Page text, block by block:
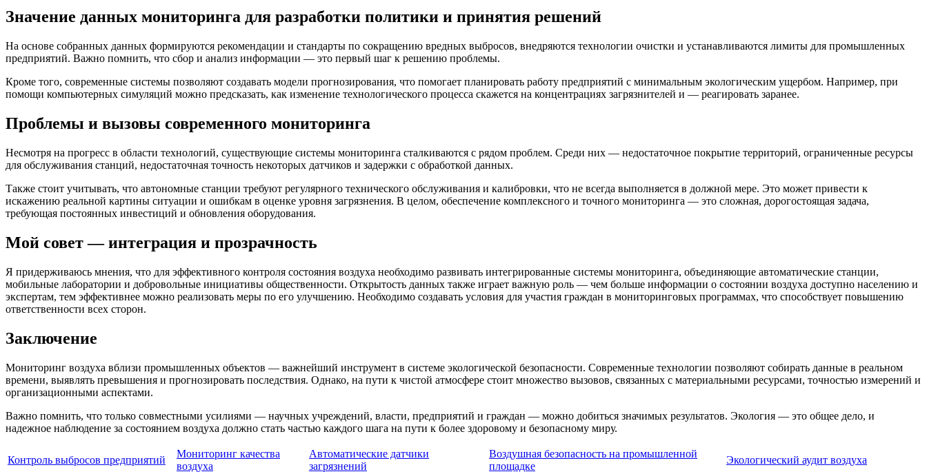
Значение данных мониторинга для разработки политики и принятия решений
На основе собранных данных формируются рекомендации и стандарты по сокращению вредных выбросов, внедряются технологии очистки и устанавливаются лимиты для промышленных
предприятий. Важно помнить, что сбор и анализ информации — это первый шаг к решению проблемы.
Кроме того, современные системы позволяют создавать модели прогнозирования, что помогает планировать работу предприятий с минимальным экологическим ущербом. Например, при
помощи компьютерных симуляций можно предсказать, как изменение технологического процесса скажется на концентрациях загрязнителей и — реагировать заранее.
Проблемы и вызовы современного мониторинга
Несмотря на прогресс в области технологий, существующие системы мониторинга сталкиваются с рядом проблем. Среди них — недостаточное покрытие территорий, ограниченные ресурсы
для обслуживания станций, недостаточная точность некоторых датчиков и задержки с обработкой данных.
Также стоит учитывать, что автономные станции требуют регулярного технического обслуживания и калибровки, что не всегда выполняется в должной мере. Это может привести к
искажению реальной картины ситуации и ошибкам в оценке уровня загрязнения. В целом, обеспечение комплексного и точного мониторинга — это сложная, дорогостоящая задача,
требующая постоянных инвестиций и обновления оборудования.
Мой совет — интеграция и прозрачность
Я придерживаюсь мнения, что для эффективного контроля состояния воздуха необходимо развивать интегрированные системы мониторинга, объединяющие автоматические станции,
мобильные лаборатории и добровольные инициативы общественности. Открытость данных также играет важную роль — чем больше информации о состоянии воздуха доступно населению и
экспертам, тем эффективнее можно реализовать меры по его улучшению. Необходимо создавать условия для участия граждан в мониторинговых программах, что способствует повышению
ответственности всех сторон.
Заключение
Мониторинг воздуха вблизи промышленных объектов — важнейший инструмент в системе экологической безопасности. Современные технологии позволяют собирать данные в реальном
времени, выявлять превышения и прогнозировать последствия. Однако, на пути к чистой атмосфере стоит множество вызовов, связанных с материальными ресурсами, точностью измерений и
организационными аспектами.
Важно помнить, что только совместными усилиями — научных учреждений, власти, предприятий и граждан — можно добиться значимых результатов. Экология — это общее дело, и
надежное наблюдение за состоянием воздуха должно стать частью каждого шага на пути к более здоровому и безопасному миру.
Контроль выбросов предприятий
Мониторинг качества
воздуха
Автоматические датчики
загрязнений
Воздушная безопасность на промышленной
площадке
Экологический аудит воздуха